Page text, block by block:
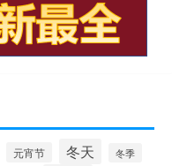
元宵节 冬天 冬季